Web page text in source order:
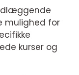
mulighed for
kurser og